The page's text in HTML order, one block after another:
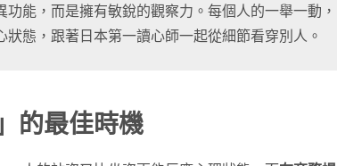
能，而是擁有敏銳的觀察力。每個人的一舉一動，
態，跟著日本第一讀心師一起從細節看穿別人。
的最佳時機